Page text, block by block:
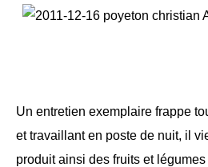
Un entretien exemplaire frappe
et travaillant en poste de nuit, il
produit ainsi des fruits et